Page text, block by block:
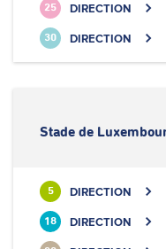
25 DIRECTION
30 DIRECTION
Stade de
5 DIRECTION
18 DIRECTION